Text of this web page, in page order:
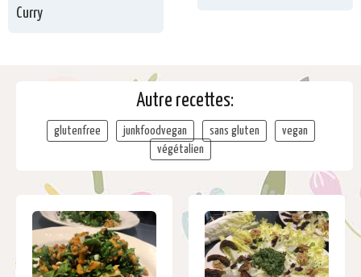
Curry
Autre recettes:
glutenfree junkfoodvegan sans gluten
vegan
végétalien